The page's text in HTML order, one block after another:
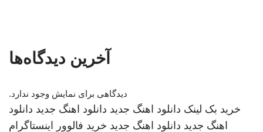
آخرین دیدگاه‌ها
دیدگاهی برای نمایش وجود ندارد.
خرید بک لینک دانلود اهنگ جدید دانلود اهنگ جدید دانلود
اهنگ جدید دانلود اهنگ جدید خرید فالوور اینستاگرام